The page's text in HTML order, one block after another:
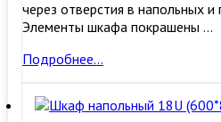
через отверстия в напольных
Элементы шкафа покрашены …
Шкаф
47U
(600*1000)
Подробнее…